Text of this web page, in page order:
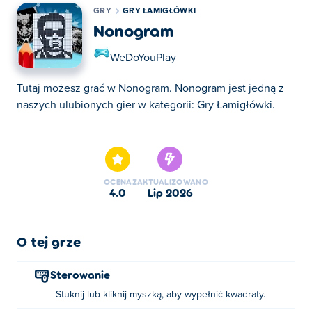
GRY GRY ŁAMIGŁÓWKI
Nonogram
WeDoYouPlay
Tutaj możesz grać w Nonogram. Nonogram jest jedną z
naszych ulubionych gier w kategorii: Gry Łamigłówki.
OCENA
4.0
ZAKTUALIZOWANO
lip 2026
O tej grze
Sterowanie
Stuknij lub kliknij myszką, aby wypełnić kwadraty.